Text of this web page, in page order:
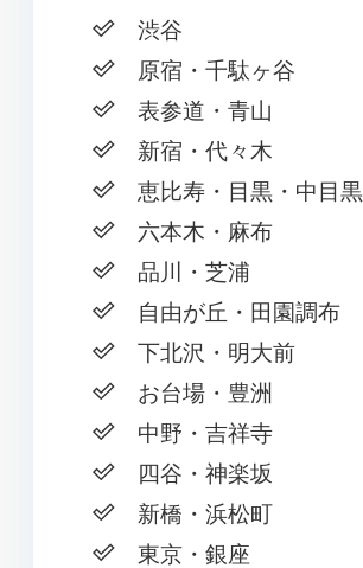
渋谷
原宿・千駄ヶ谷
表参道・青山
新宿・代々木
恵比寿・目黒・中目黒
六本木・麻布
品川・芝浦
自由が丘・田園調布
下北沢・明大前
お台場・豊洲
中野・吉祥寺
四谷・神楽坂
新橋・浜松町
東京・銀座